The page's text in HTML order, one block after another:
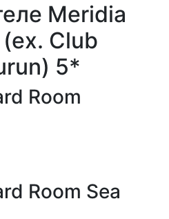
Meridia
Club
5*
Room
Room Sea